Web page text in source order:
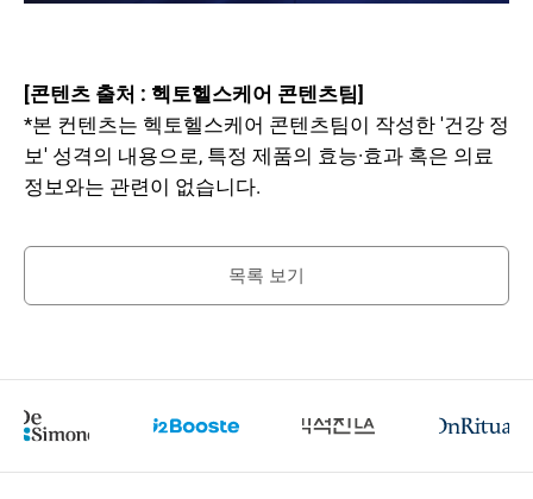
[콘텐츠 출처 : 헥토헬스케어 콘텐츠팀]
*본 컨텐츠는 헥토헬스케어 콘텐츠팀이 작성한 '건강 정
보' 성격의 내용으로, 특정 제품의 효능·효과 혹은 의료
정보와는 관련이 없습니다.
목록 보기